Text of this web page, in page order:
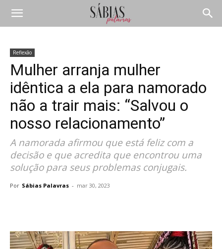
Reflexão
Mulher arranja mulher
idêntica a ela para namorado
não a trair mais: “Salvou o
nosso relacionamento”
A namorada afirmou que está feliz com a
decisão e que acredita que encontrou uma
solução para seus problemas conjugais.
Por Sábias Palavras - mar 30, 2023